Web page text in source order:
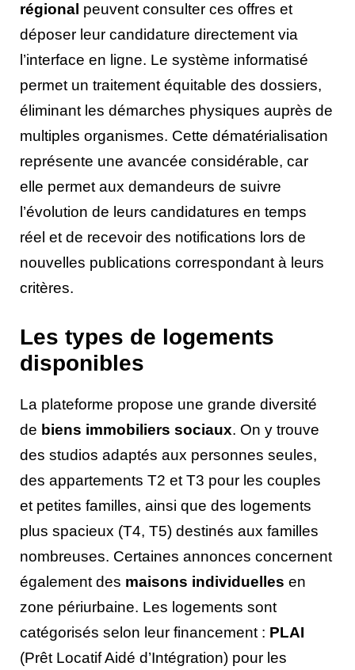
régional peuvent consulter ces offres et
déposer leur candidature directement via
l’interface en ligne. Le système informatisé
permet un traitement équitable des dossiers,
éliminant les démarches physiques auprès de
multiples organismes. Cette dématérialisation
représente une avancée considérable, car
elle permet aux demandeurs de suivre
l’évolution de leurs candidatures en temps
réel et de recevoir des notifications lors de
nouvelles publications correspondant à leurs
critères.
Les types de logements
disponibles
La plateforme propose une grande diversité
de biens immobiliers sociaux. On y trouve
des studios adaptés aux personnes seules,
des appartements T2 et T3 pour les couples
et petites familles, ainsi que des logements
plus spacieux (T4, T5) destinés aux familles
nombreuses. Certaines annonces concernent
également des maisons individuelles en
zone périurbaine. Les logements sont
catégorisés selon leur financement : PLAI
(Prêt Locatif Aidé d’Intégration) pour les